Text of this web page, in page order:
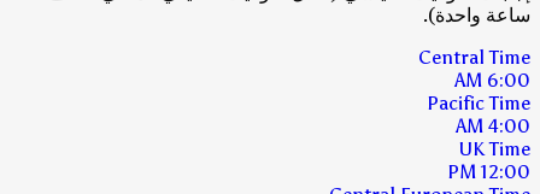
ساعة واحدة).
Central Time
6:00 AM
Pacific Time
4:00 AM
UK Time
12:00 PM